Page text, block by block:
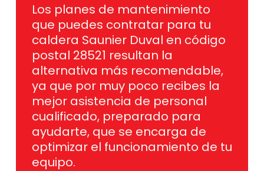
Los planes de mantenimiento
que puedes contratar para tu
caldera Saunier Duval en código
postal 28521 resultan la
alternativa más recomendable,
ya que por muy poco recibes la
mejor asistencia de personal
cualificado, preparado para
ayudarte, que se encarga de
optimizar el funcionamiento de tu
equipo.